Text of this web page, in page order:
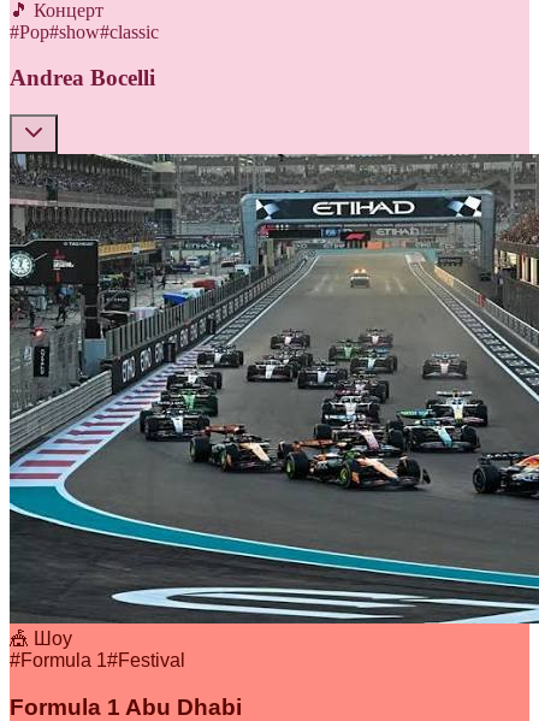
🎵 Концерт
#Pop#show#classic
Andrea Bocelli
🎪 Шоу
#Formula 1#Festival
Formula 1 Abu Dhabi